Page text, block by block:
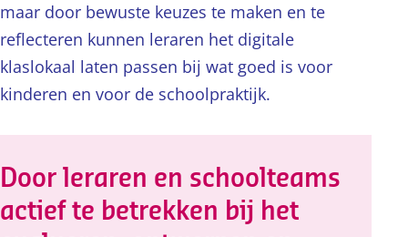
maar door bewuste keuzes te maken en te
reflecteren kunnen leraren het digitale
klaslokaal laten passen bij wat goed is voor
kinderen en voor de schoolpraktijk.
Door leraren en schoolteams
actief te betrekken bij het